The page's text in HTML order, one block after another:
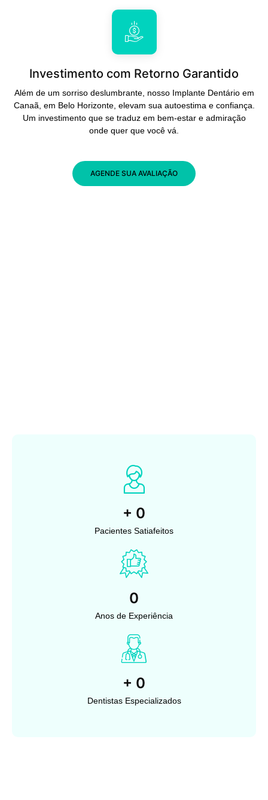
Investimento com Retorno Garantido
Além de um sorriso deslumbrante, nosso Implante Dentário em
Canaã, em Belo Horizonte, elevam sua autoestima e confiança.
Um investimento que se traduz em bem-estar e admiração
onde quer que você vá.
AGENDE SUA AVALIAÇÃO
+ 0
Pacientes Satiafeitos
0
Anos de Experiência
+ 0
Dentistas Especializados